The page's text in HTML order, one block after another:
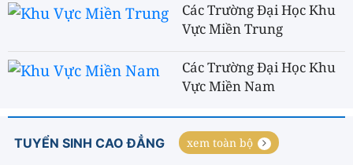
Các Trường Đại Học Khu
Vực Miền Trung
Các Trường Đại Học Khu
Vực Miền Nam
TUYỂN SINH CAO ĐẲNG xem toàn bộ